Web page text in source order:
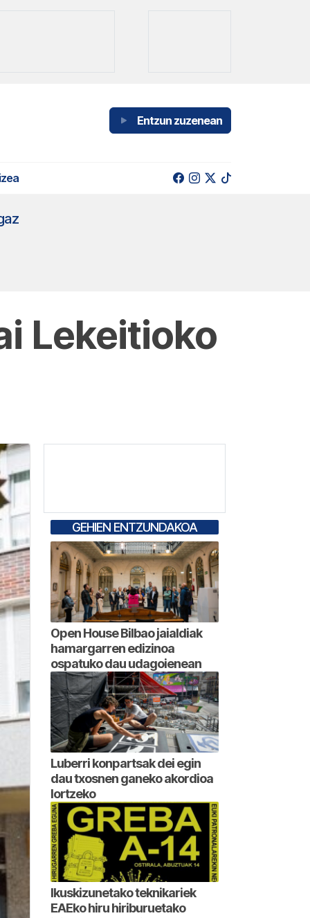
Entzun zuzenean
Lekeitioko
GEHIEN ENTZUNDAKOA
Open House Bilbao jaialdiak
hamargarren edizinoa
ospatuko dau udagoienean
Luberri konpartsak dei egin
dau txosnen ganeko akordioa
lortzeko
Ikuskizunetako teknikariek
EAEko hiru hiriburuetako